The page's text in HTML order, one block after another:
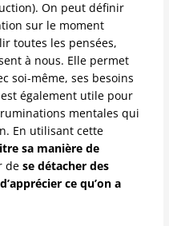
On peut définir
sur le moment
toutes les pensées,
à nous. Elle permet
soi-même, ses besoins
également utile pour
mentales qui
En utilisant cette
sa manière de
de se détacher des
ce qu’on a